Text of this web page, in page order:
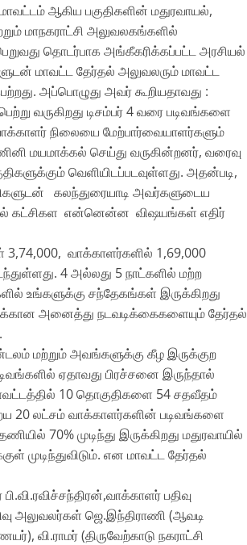
ஆகிய பகுதிகளின் மதுரவாயல்,
மாநகராட்சி அலுவலகங்களில்
தொடர்பாக அங்கீகரிக்கப்பட்ட அரசியல்
மாவட்ட தேர்தல் அலுவலரும் மாவட்ட
அப்பொழுது அவர் கூறியதாவது :
வருகிறது டிசம்பர் 4 வரை படிவங்களை
நிலையை மேற்பார்வையாளர்களும்
மயமாக்கல் செய்து வருகின்றனர், வரைவு
வெளியிடப்படவுள்ளது. அதன்படி,
கலந்துரையாடி அவர்களுடைய
கட்சிகள என்னென்ன விஷயங்கள் எதிர்
வாக்காளர்களில் 1,69,000
4 அல்லது 5 நாட்களில் மற்ற
உங்களுக்கு சந்தேகங்கள் இருக்கிறது
அனைத்து நடவடிக்கைகளையும் தேர்தல்
மற்றும் அவங்களுக்கு கீழ இருக்குற
ஏதாவது பிரச்சனை இருந்தால்
10 தொகுதிகளை 54 சதவீதம்
20 லட்சம் வாக்காளர்களின் படிவங்களை
70% முடிந்து இருக்கிறது மதுரவாயில்
முடிந்துவிடும். என மாவட்ட தேர்தல்
பதிவு
அலுவலர்கள் ஜெ.இந்திராணி (ஆவடி
வி‌.ராமர் (திருவேற்காடு நகராட்சி